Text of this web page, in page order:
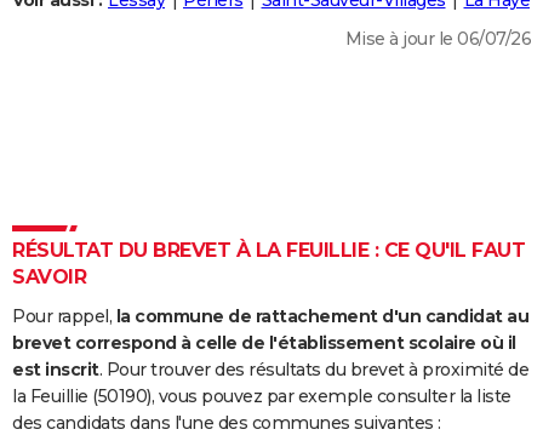
DICTIONNAIRE
Dictionnaire
Biographies
Citations
Expressions
Proverbes
PROGRAMME TV
COPAINS D'AVANT
S'inscrire
Se connecter
Lycées
Collèges
Primaires
Universités
Entreprises
Service militaire
Avis de recherche
AVIS DE DÉCÈS
FORUM
Mise à jour le 06/07/26
RÉSULTAT DU BREVET À LA FEUILLIE : CE QU'IL FAUT
SAVOIR
Pour rappel, la commune de rattachement d'un candidat au
brevet correspond à celle de l'établissement scolaire où il
est inscrit. Pour trouver des résultats du brevet à proximité de
la Feuillie (50190), vous pouvez par exemple consulter la liste
des candidats dans l'une des communes suivantes :